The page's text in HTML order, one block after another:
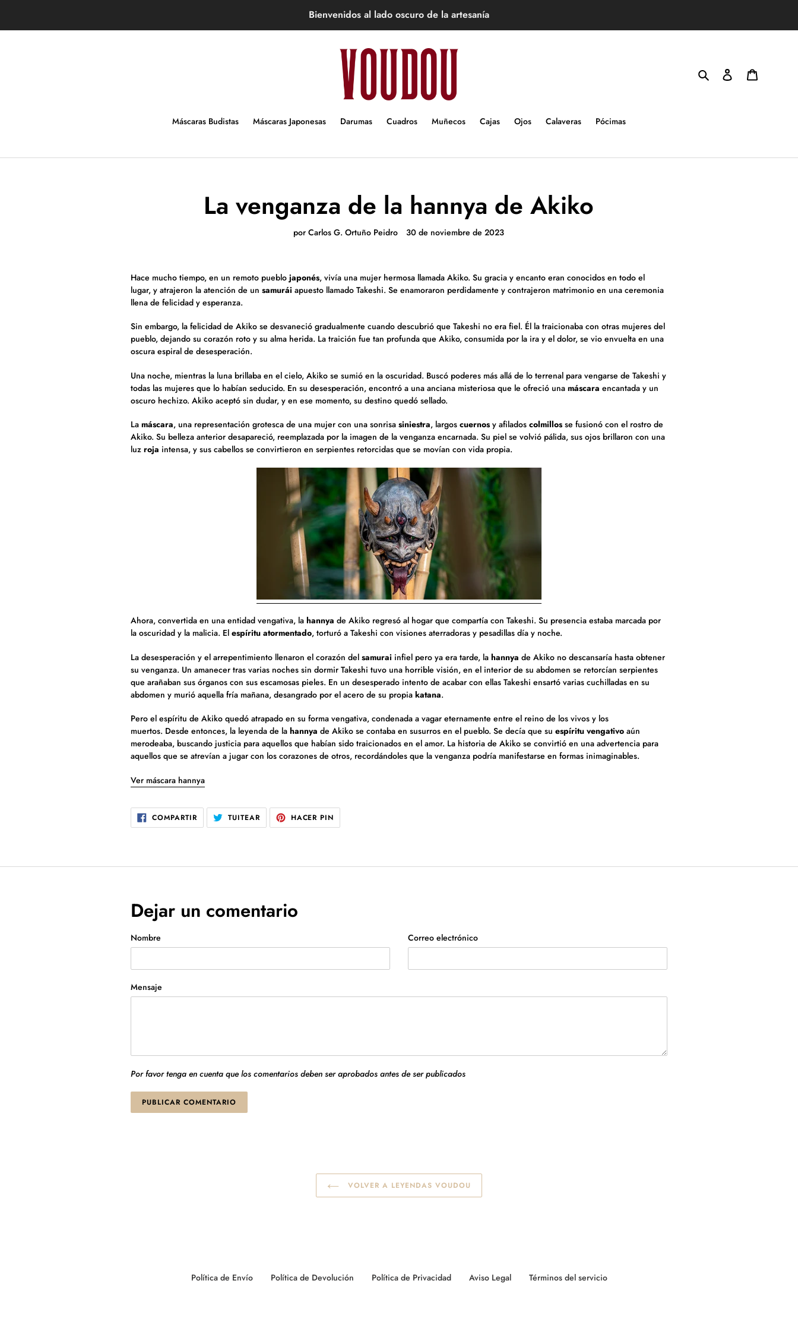
al
Bienvenidos al lado oscuro de la artesanía
Buscar Ingresar
Máscaras Budistas Máscaras Japonesas Darumas Cuadros Muñecos Cajas Ojos Calaveras Pócimas
La venganza de la hannya de Akiko
por Carlos G. Ortuño Peidro 30 de noviembre de 2023
Hace mucho tiempo, en un remoto pueblojaponés, vivía una mujer hermosa llamada Akiko.Su gracia y encanto eran conocidos en todo el
lugar, y atrajeron la atención de unsamurái apuesto llamado Takeshi.Se enamoraron perdidamente y contrajeron matrimonio en una ceremonia
llena de felicidad y esperanza.
Sin embargo, la felicidad de Akiko se desvaneció gradualmente cuando descubrió que Takeshi no era fiel. Él la traicionaba con otras mujeres del
pueblo, dejando su corazón roto y su alma herida. La traición fue tan profunda que Akiko, consumida por la ira y el dolor, se vio envuelta en una
oscura espiral de desesperación.
Una noche, mientras la luna brillaba en el cielo, Akiko se sumió en la oscuridad. Buscó poderes más allá de lo terrenal para vengarse de Takeshi y
todas las mujeres que lo habían seducido. En su desesperación, encontró a una anciana misteriosa que le ofreció unamáscara encantada y un
oscuro hechizo. Akiko aceptó sin dudar, y en ese momento, su destino quedó sellado.
Lamáscara, una representación grotesca de una mujer con una sonrisasiniestra, largoscuernos y afiladoscolmillos se fusionó con el rostro de
Akiko. Su belleza anterior desapareció, reemplazada por la imagen de la venganza encarnada. Su piel se volvió pálida, sus ojos brillaron con una
luzroja intensa, y sus cabellos se convirtieron en serpientes retorcidas que se movían con vida propia.
Ahora, convertida en una entidad vengativa, lahannya de Akiko regresó al hogar que compartía con Takeshi. Su presencia estaba marcada por
la oscuridad y la malicia. Elespíritu atormentado, torturó a Takeshi con visiones aterradoras y pesadillas día y noche.
La desesperación y el arrepentimiento llenaron el corazón delsamurai infiel pero ya era tarde, lahannya de Akiko no descansaría hasta obtener
su venganza. Un amanecer tras varias noches sin dormirTakeshi tuvo una horrible visión, en el interior de su abdomen se retorcían serpientes
que arañaban sus órganos con sus escamosas pieles. En un desesperado intento de acabar con ellas Takeshi ensartó varias cuchilladas en su
abdomen y murió aquella fría mañana, desangrado por el acero de su propiakatana.
Pero el espíritu de Akiko quedó atrapado en su forma vengativa, condenada a vagar eternamente entre el reino de los vivos y los
muertos. Desde entonces, la leyenda de lahannya de Akiko se contaba en susurros en el pueblo. Se decía que suespíritu vengativo aún
merodeaba, buscando justicia para aquellos que habían sido traicionados en el amor. La historia de Akiko se convirtió en una advertencia para
aquellos que se atrevían a jugar con los corazones de otros, recordándoles que la venganza podría manifestarse en formas inimaginables.
Ver máscara hannya
COMPARTIRCOMPARTIR
EN
FACEBOOK
TUITEARTUITEAR
EN
TWITTER
HACER PIN
PINTEREST
Dejar un comentario
Nombre Correo electrónico
Mensaje
Por favor tenga en cuenta que los comentarios deben ser aprobados antes de ser publicados
VOLVER A LEYENDAS VOUDOU
Política de Envío Política de Devolución Política de Privacidad Aviso Legal Términos del servicio